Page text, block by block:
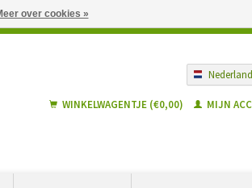
WINKELWAGENTJE (€0,00)
MIJN
over cookies »
vanaf € 55 ... Veilig winkelen en geen extra